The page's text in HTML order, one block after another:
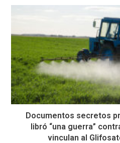
Documentos secretos
libró “una guerra”
vinculan al